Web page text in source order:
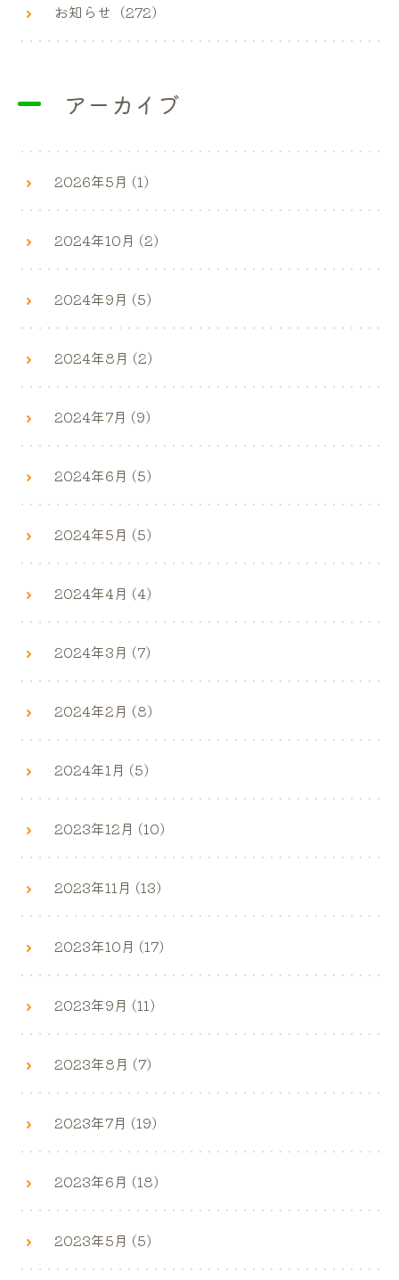
お知らせ（272）
アーカイブ
2026年5月 (1)
2024年10月 (2)
2024年9月 (5)
2024年8月 (2)
2024年7月 (9)
2024年6月 (5)
2024年5月 (5)
2024年4月 (4)
2024年3月 (7)
2024年2月 (8)
2024年1月 (5)
2023年12月 (10)
2023年11月 (13)
2023年10月 (17)
2023年9月 (11)
2023年8月 (7)
2023年7月 (19)
2023年6月 (18)
2023年5月 (5)